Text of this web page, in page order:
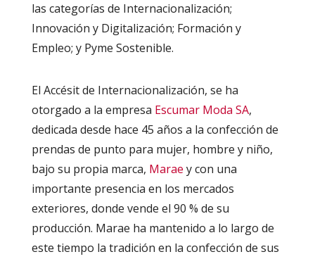
las categorías de Internacionalización;
Innovación y Digitalización; Formación y
Empleo; y Pyme Sostenible.
El Accésit de Internacionalización, se ha
otorgado a la empresa Escumar Moda SA,
dedicada desde hace 45 años a la confección de
prendas de punto para mujer, hombre y niño,
bajo su propia marca, Marae y con una
importante presencia en los mercados
exteriores, donde vende el 90 % de su
producción. Marae ha mantenido a lo largo de
este tiempo la tradición en la confección de sus